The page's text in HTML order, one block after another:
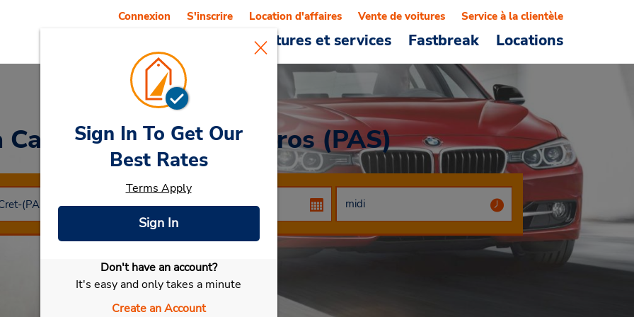
Voitures et services Fastbreak Locations
Connexion S'inscrire Location d'affaires Vente de voitures Service à la clientèle
at Aéroport de Paros (PAS)
Sélectionner ma voiture
Sign In To Get Our
Best Rates
Terms Apply
Sign In
Don't have an account?
It's easy and only takes a minute
Create an Account